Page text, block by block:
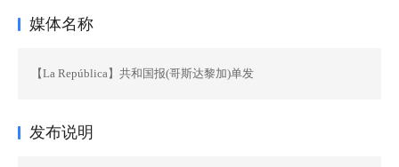
媒体名称
【La República】共和国报(哥斯达黎加)单发
发布说明